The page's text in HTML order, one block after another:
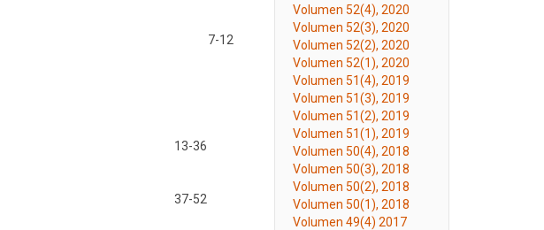
7-12
13-36
37-52
Volumen 52(4), 2020
Volumen 52(3), 2020
Volumen 52(2), 2020
Volumen 52(1), 2020
Volumen 51(4), 2019
Volumen 51(3), 2019
Volumen 51(2), 2019
Volumen 51(1), 2019
Volumen 50(4), 2018
Volumen 50(3), 2018
Volumen 50(2), 2018
Volumen 50(1), 2018
Volumen 49(4) 2017